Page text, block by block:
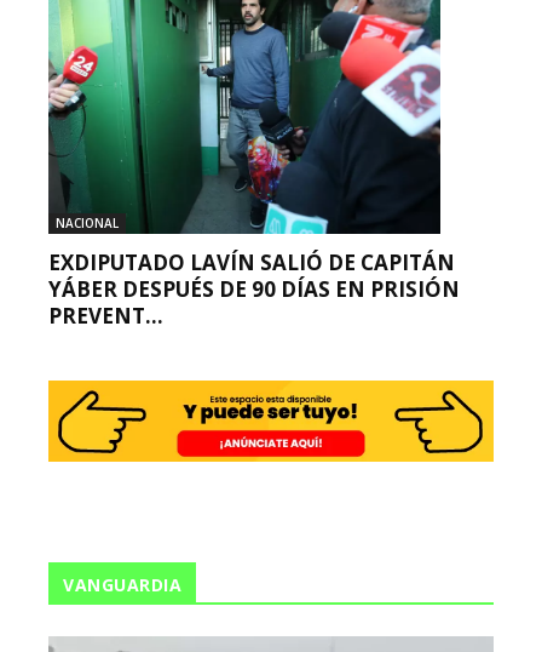
NACIONAL
EXDIPUTADO LAVÍN SALIÓ DE CAPITÁN
YÁBER DESPUÉS DE 90 DÍAS EN PRISIÓN
PREVENT...
VANGUARDIA